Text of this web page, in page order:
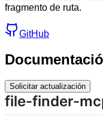
fragmento de ruta.
GitHub
Solicitar actualización
file-finder-